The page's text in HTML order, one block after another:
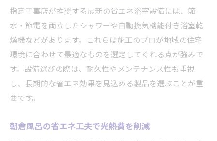
指定工事店が推奨する最新の省エネ浴室設備には、節
水・節電を両立したシャワーや自動換気機能付き浴室乾
燥機などがあります。これらは施工のプロが地域の住宅
環境に合わせて最適なものを選定してくれる点が強みで
す。設備選びの際は、耐久性やメンテナンス性も重視
し、長期的な省エネ効果を見込める製品を選ぶことが重
要です。
朝倉風呂の省エネ工夫で光熱費を削減